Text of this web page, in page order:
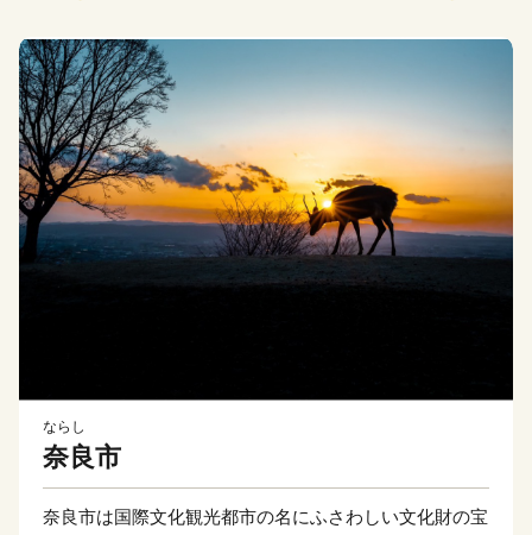
ならし
奈良市
奈良市は国際文化観光都市の名にふさわしい文化財の宝